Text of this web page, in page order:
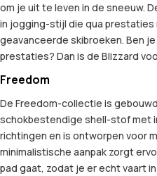
om je uit te leven in de sneeuw.
in jogging-stijl die qua
geavanceerde skibroeken. Ben
prestaties? Dan is de Blizzard
Freedom
De Freedom-collectie is
schokbestendige shell-stof met
richtingen en is ontworpen voor
minimalistische aanpak zorgt
pad gaat, zodat je er echt vaart